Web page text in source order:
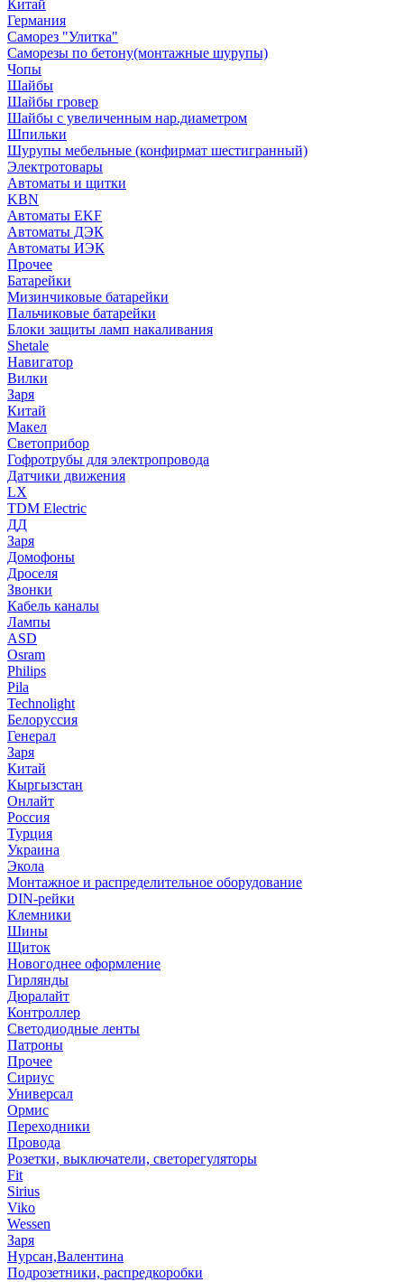
Китай
Германия
Саморез "Улитка"
Саморезы по бетону(монтажные шурупы)
Чопы
Шайбы
Шайбы гровер
Шайбы с увеличенным нар.диаметром
Шпильки
Шурупы мебельные (конфирмат шестигранный)
Электротовары
Автоматы и щитки
KBN
Автоматы EKF
Автоматы ДЭК
Автоматы ИЭК
Прочее
Батарейки
Мизинчиковые батарейки
Пальчиковые батарейки
Блоки защиты ламп накаливания
Shetale
Навигатор
Вилки
Заря
Китай
Макел
Светоприбор
Гофротрубы для электропровода
Датчики движения
LX
TDM Electric
ДД
Заря
Домофоны
Дроселя
Звонки
Кабель каналы
Лампы
ASD
Osram
Philips
Pila
Technolight
Белоруссия
Генерал
Заря
Китай
Кыргызстан
Онлайт
Россия
Турция
Украина
Экола
Монтажное и распределительное оборудование
DIN-рейки
Клемники
Шины
Щиток
Новогоднее оформление
Гирлянды
Дюралайт
Контроллер
Светодиодные ленты
Патроны
Прочее
Сириус
Универсал
Ормис
Переходники
Провода
Розетки, выключатели, светорегуляторы
Fit
Sirius
Viko
Wessen
Заря
Нурсан,Валентина
Подрозетники, распредкоробки